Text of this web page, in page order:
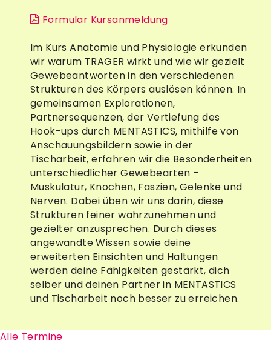
Formular Kursanmeldung
Im Kurs Anatomie und Physiologie erkunden
wir warum TRAGER wirkt und wie wir gezielt
Gewebeantworten in den verschiedenen
Strukturen des Körpers auslösen können. In
gemeinsamen Explorationen,
Partnersequenzen, der Vertiefung des
Hook-ups durch MENTASTICS, mithilfe von
Anschauungsbildern sowie in der
Tischarbeit, erfahren wir die Besonderheiten
unterschiedlicher Gewebearten –
Muskulatur, Knochen, Faszien, Gelenke und
Nerven. Dabei üben wir uns darin, diese
Strukturen feiner wahrzunehmen und
gezielter anzusprechen. Durch dieses
angewandte Wissen sowie deine
erweiterten Einsichten und Haltungen
werden deine Fähigkeiten gestärkt, dich
selber und deinen Partner in MENTASTICS
und Tischarbeit noch besser zu erreichen.
Alle Termine